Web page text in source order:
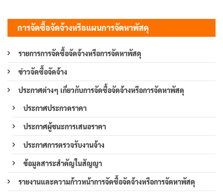
การจัดซื้อจัดจ้างหรือแผนการจัดหาพัสดุ
รายการการจัดซื้อจัดจ้างหรือการจัดหาพัสดุ
ข่าวจัดซื้อจัดจ้าง
ประกาศต่างๆ เกี่ยวกับการจัดซื้อจัดจ้างหรือการจัดหาพัสดุ
ประกาศประกวดราคา
ประกาศผู้ชนะการเสนอราคา
ประกาศการตรวจรับงานจ้าง
ข้อมูลสาระสำคัญในสัญญา
รายงานและความก้าวหน้าการจัดซื้อจัดจ้างหรือการจัดหาพัสดุ